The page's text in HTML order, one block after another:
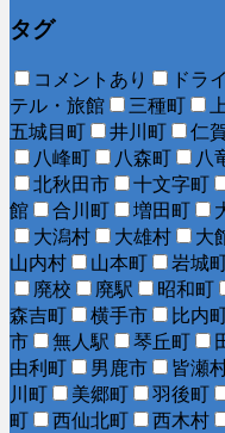
タグ
コメントあり ドラ
テル・旅館
三種町
五城目町
井川町 仁
八峰町
八森町 八
北秋田市
十文字町
館
合川町 増田町
大潟村
大雄村 大
山内村
山本町 岩城
廃校
廃駅 昭和町
森吉町
横手市 比内
市
無人駅 琴丘町
由利町
男鹿市 皆瀬
川町
美郷町 羽後町
町
西仙北町 西木村